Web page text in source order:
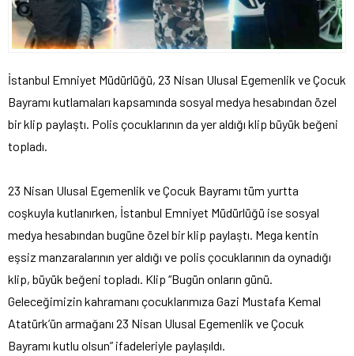
İstanbul Emniyet Müdürlüğü, 23 Nisan Ulusal Egemenlik ve Çocuk
Bayramı kutlamaları kapsamında sosyal medya hesabından özel
bir klip paylaştı. Polis çocuklarının da yer aldığı klip büyük beğeni
topladı.
23 Nisan Ulusal Egemenlik ve Çocuk Bayramı tüm yurtta
coşkuyla kutlanırken, İstanbul Emniyet Müdürlüğü ise sosyal
medya hesabından bugüne özel bir klip paylaştı. Mega kentin
eşsiz manzaralarının yer aldığı ve polis çocuklarının da oynadığı
klip, büyük beğeni topladı. Klip “Bugün onların günü.
Geleceğimizin kahramanı çocuklarımıza Gazi Mustafa Kemal
Atatürk’ün armağanı 23 Nisan Ulusal Egemenlik ve Çocuk
Bayramı kutlu olsun” ifadeleriyle paylaşıldı.